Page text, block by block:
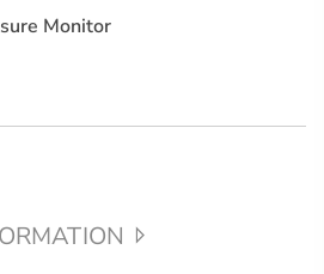
Monitor